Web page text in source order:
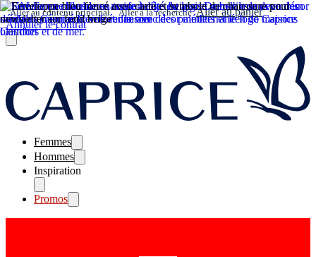
Aller au contenu principal Aller à la recherche Aller au panier
Annuler le contrat
Femmes
Hommes
Inspiration
Promos